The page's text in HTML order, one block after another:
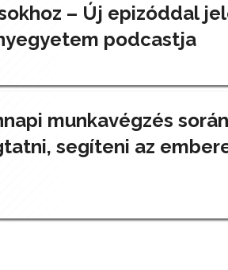
– Új epizóddal
podcastja
munkavégzés
segíteni az